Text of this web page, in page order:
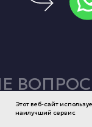
Этот веб-сайт
наилучший сервис